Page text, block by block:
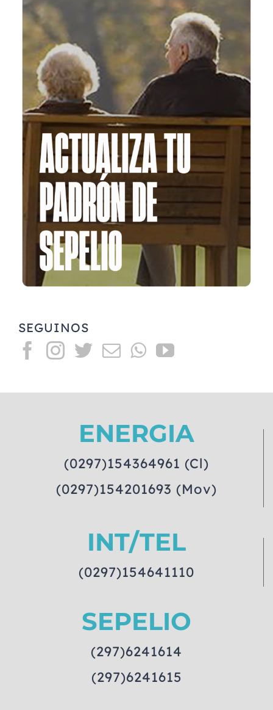
SEGUINOS
ENERGIA
(0297)154364961 (Cl)
(0297)154201693 (Mov)
INT/TEL
(0297)154641110
SEPELIO
(297)6241614
(297)6241615